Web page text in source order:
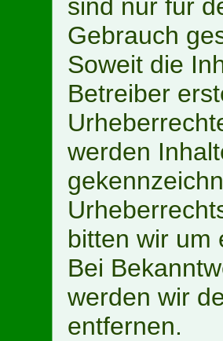
sind nur für
Gebrauch
Soweit die
Betreiber
werden
bitten wir um
Bei
werden wir
entfernen.